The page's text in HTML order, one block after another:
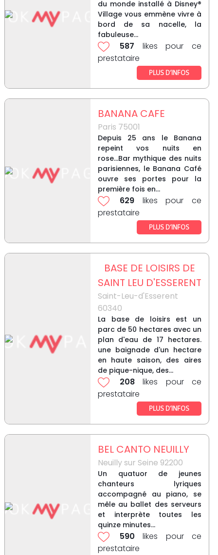
du monde installé à Disney®
Village vous emmène vivre à
bord de sa nacelle, la
fabuleuse...
587 likes pour ce
prestataire
PLUS D’INFOS
BANANA CAFE
Paris 75001
Depuis 25 ans le Banana
repeint vos nuits en
rose...Bar mythique des nuits
parisiennes, le Banana Café
ouvre ses portes pour la
première fois en...
629 likes pour ce
prestataire
PLUS D’INFOS
BASE DE LOISIRS DE
SAINT LEU D'ESSERENT
Saint-Leu-d'Esserent
60340
La base de loisirs est un
parc de 50 hectares avec un
plan d'eau de 17 hectares.
une baignade d'un hectare
en haute saison, des aires
de pique-nique, des...
208 likes pour ce
prestataire
PLUS D’INFOS
BEL CANTO NEUILLY
Neuilly sur Seine 92200
Un quatuor de jeunes
chanteurs lyriques
accompagné au piano, se
mêle au ballet des serveurs
et interprète toutes les
quinze minutes...
590 likes pour ce
prestataire